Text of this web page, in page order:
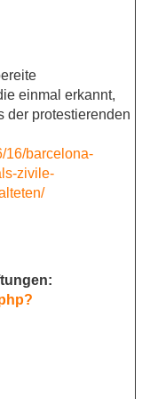
einmal erkannt,
der protestierenden
16/barcelona-
zivile-